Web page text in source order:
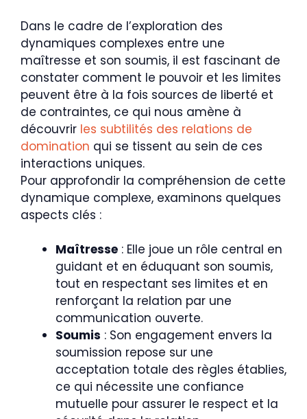
Dans le cadre de l’exploration des
dynamiques complexes entre une
maîtresse et son soumis, il est fascinant de
constater comment le pouvoir et les limites
peuvent être à la fois sources de liberté et
de contraintes, ce qui nous amène à
découvrir les subtilités des relations de
domination qui se tissent au sein de ces
interactions uniques.
Pour approfondir la compréhension de cette
dynamique complexe, examinons quelques
aspects clés :
Maîtresse : Elle joue un rôle central en
guidant et en éduquant son soumis,
tout en respectant ses limites et en
renforçant la relation par une
communication ouverte.
Soumis : Son engagement envers la
soumission repose sur une
acceptation totale des règles établies,
ce qui nécessite une confiance
mutuelle pour assurer le respect et la